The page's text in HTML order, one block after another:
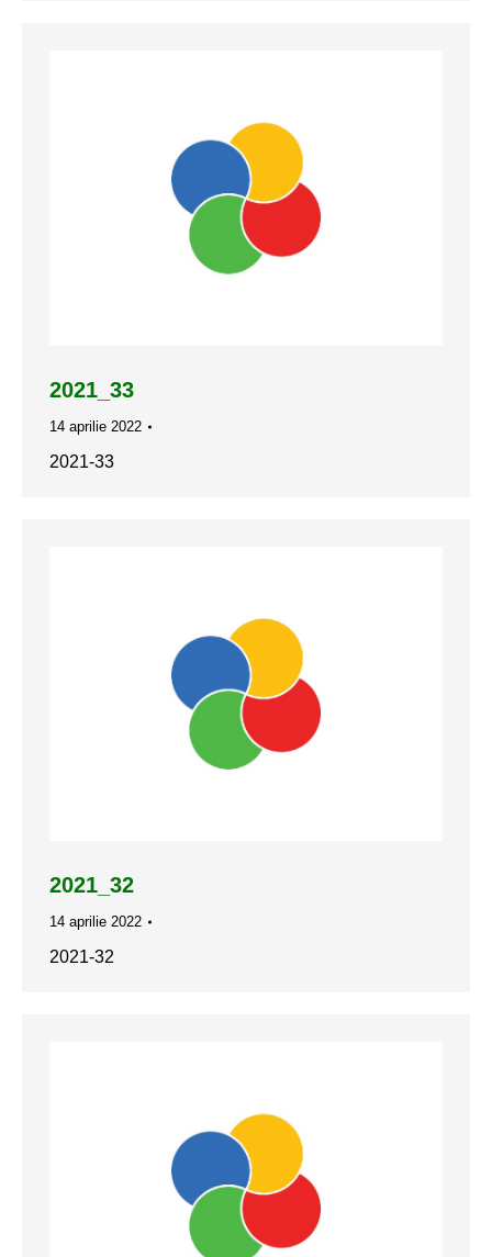
2021_33
14 aprilie 2022
2021-33
2021_32
14 aprilie 2022
2021-32